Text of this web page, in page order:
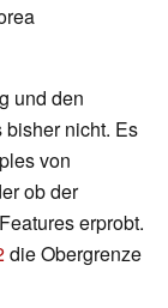
und den
nicht. Es
von
ob der
erprobt.
die Obergrenze